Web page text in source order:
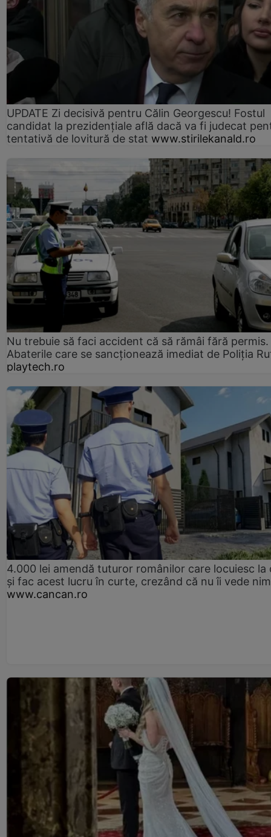
UPDATE Zi decisivă pentru Călin Georgescu! Fostul
candidat la prezidențiale află dacă va fi judecat
tentativă de lovitură de stat www.stirilekanald.ro
Nu trebuie să faci accident că să rămâi fără permis.
Abaterile care se sancționează imediat de Poliţia
playtech.ro
4.000 lei amendă tuturor românilor care locuiesc la
și fac acest lucru în curte, crezând că nu îi vede
www.cancan.ro